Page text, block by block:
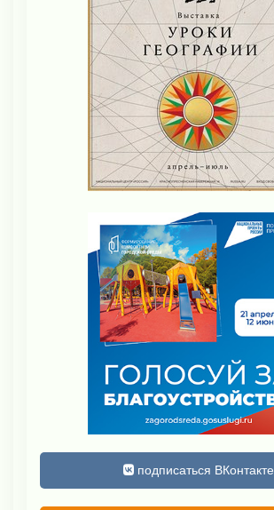
подписаться ВКонтакте